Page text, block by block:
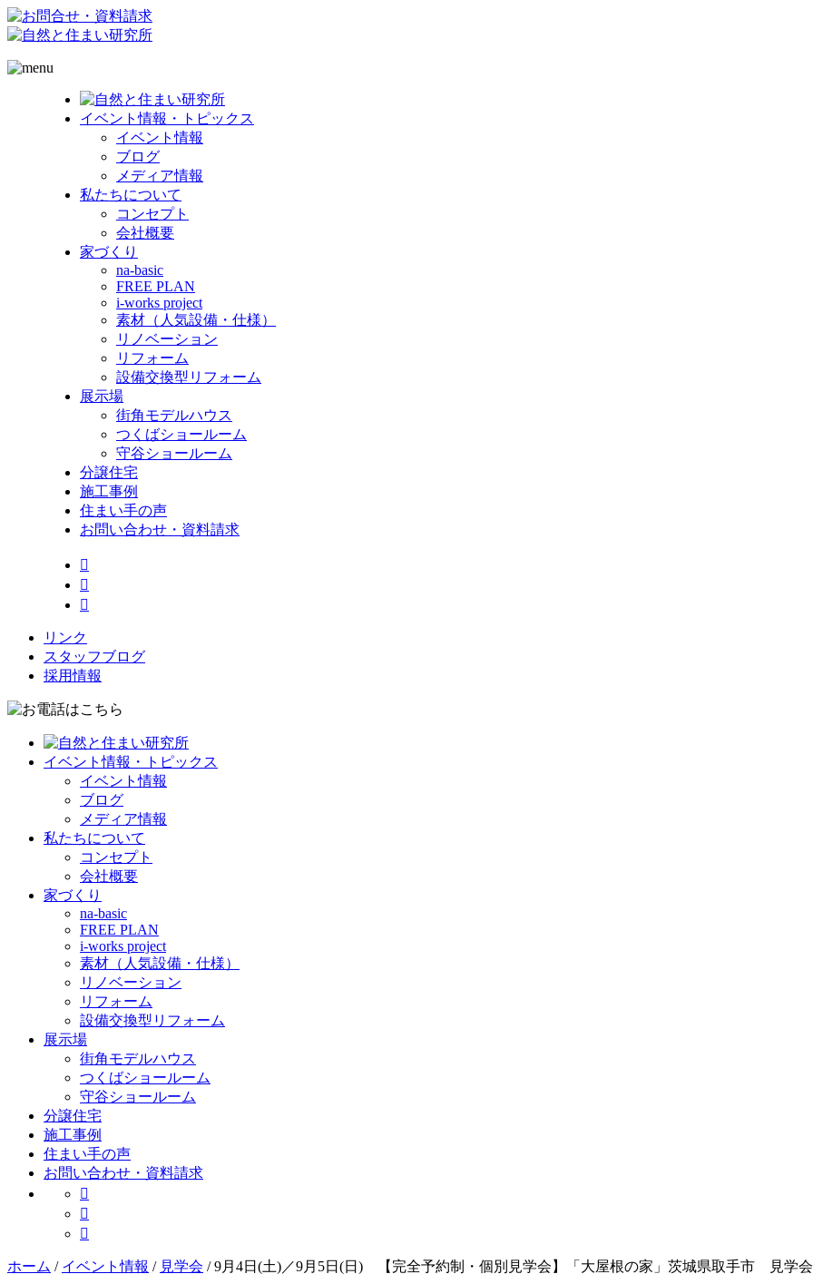
イベント情報・トピックス
イベント情報
ブログ
メディア情報
私たちについて
コンセプト
会社概要
家づくり
na-basic
FREE PLAN
i-works project
素材（人気設備・仕様）
リノベーション
リフォーム
設備交換型リフォーム
展示場
街角モデルハウス
つくばショールーム
守谷ショールーム
分譲住宅
施工事例
住まい手の声
お問い合わせ・資料請求



リンク
スタッフブログ
採用情報
イベント情報・トピックス
イベント情報
ブログ
メディア情報
私たちについて
コンセプト
会社概要
家づくり
na-basic
FREE PLAN
i-works project
素材（人気設備・仕様）
リノベーション
リフォーム
設備交換型リフォーム
展示場
街角モデルハウス
つくばショールーム
守谷ショールーム
分譲住宅
施工事例
住まい手の声
お問い合わせ・資料請求



ホーム / イベント情報 / 見学会 /9月4日(土)／9月5日(日) 【完全予約制・個別見学会】「大屋根の家」茨城県取手市 見学